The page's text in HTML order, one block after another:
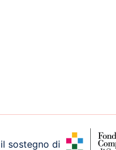
sostegno di